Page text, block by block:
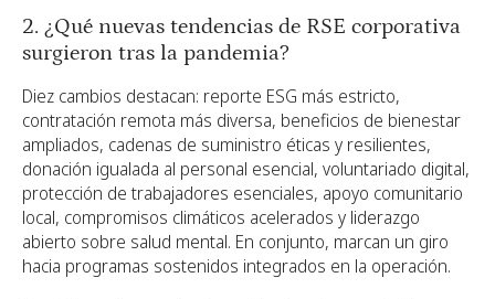
2. ¿Qué nuevas tendencias de RSE corporativa
surgieron tras la pandemia?
Diez cambios destacan: reporte ESG más estricto,
contratación remota más diversa, beneficios de bienestar
ampliados, cadenas de suministro éticas y resilientes,
donación igualada al personal esencial, voluntariado digital,
protección de trabajadores esenciales, apoyo comunitario
local, compromisos climáticos acelerados y liderazgo
abierto sobre salud mental. En conjunto, marcan un giro
hacia programas sostenidos integrados en la operación.